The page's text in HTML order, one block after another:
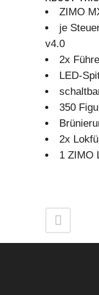
ZIMO
je
v4.0
2x
LED-
350
2x
1 ZIMO